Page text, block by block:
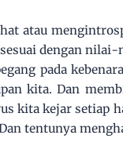
atau
dengan
pada
kita. Dan
kita kejar setiap
tentunya